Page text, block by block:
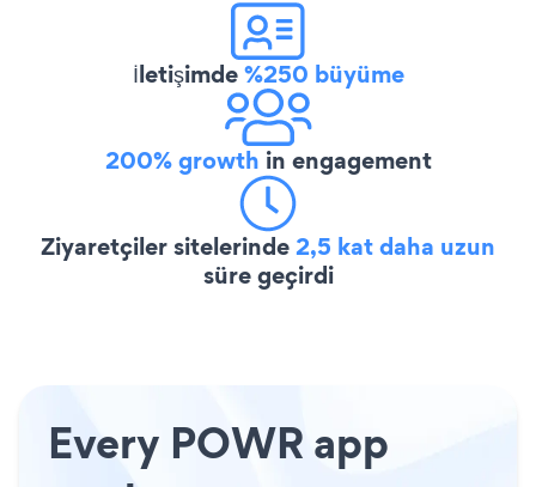
İletişimde%250 büyüme
200% growth in engagement
Ziyaretçiler sitelerinde2,5 kat daha uzun
süre geçirdi
Every POWR app